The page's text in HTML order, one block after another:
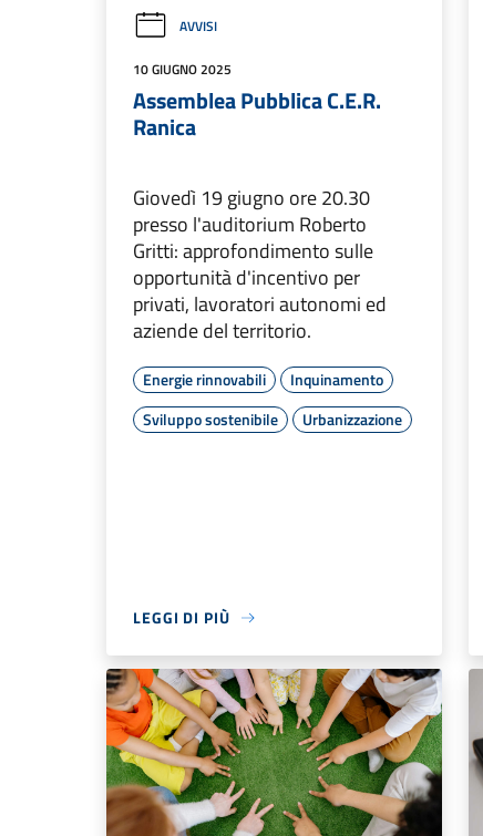
AVVISI
10 GIUGNO 2025
Assemblea Pubblica C.E.R.
Ranica
Giovedì 19 giugno ore 20.30
presso l'auditorium Roberto
Gritti: approfondimento sulle
opportunità d'incentivo per
privati, lavoratori autonomi ed
aziende del territorio.
Energie rinnovabili
Inquinamento
Sviluppo sostenibile
Urbanizzazione
LEGGI DI PIÙ